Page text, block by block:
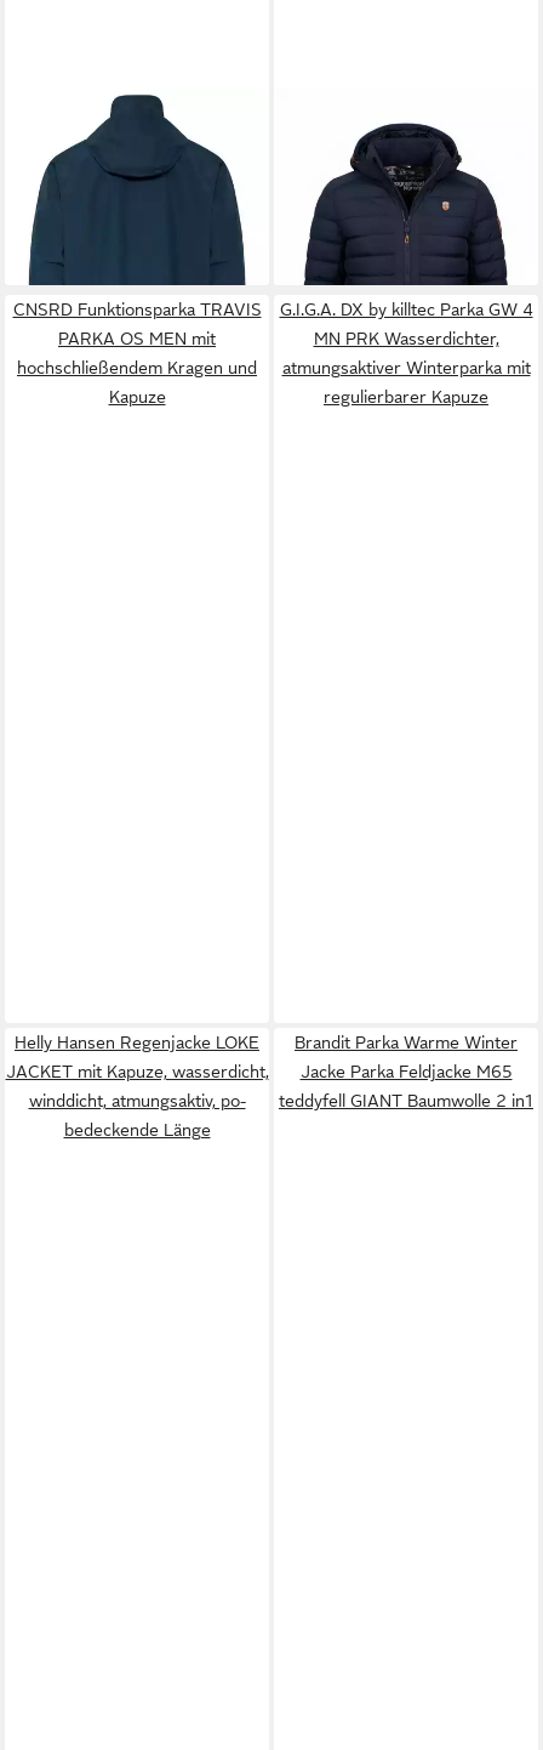
Outdoorjacke Men's
Rosemoor 2L Parka (1-St) 2-
Lagen Parka für Herren,
wasserdicht, winddicht
200,00 €
GEOGRAPHICAL NORWAY
Parka (Warm Jacket
Steppjacke) Herren Parka
Outdoor Kapuzenjacke
winterjacke outdoor
109,00 € UVP279,90 €
-61%
CNSRD Funktionsparka TRAVIS
PARKA OS MEN mit
hochschließendem Kragen und
Kapuze
G.I.G.A. DX by killtec Parka GW 4
MN PRK Wasserdichter,
atmungsaktiver Winterparka mit
regulierbarer Kapuze
Helly Hansen Regenjacke LOKE
JACKET mit Kapuze, wasserdicht,
winddicht, atmungsaktiv, po-
bedeckende Länge
Brandit Parka Warme Winter
Jacke Parka Feldjacke M65
teddyfell GIANT Baumwolle 2 in1